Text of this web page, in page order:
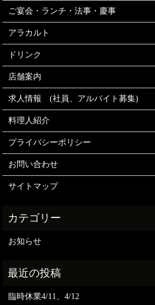
ご宴会・ランチ・法事・慶事
アラカルト
ドリンク
店舗案内
求人情報 (社員、アルバイト募集)
料理人紹介
プライバシーポリシー
お問い合わせ
サイトマップ
お知らせ
臨時休業4/11、4/12